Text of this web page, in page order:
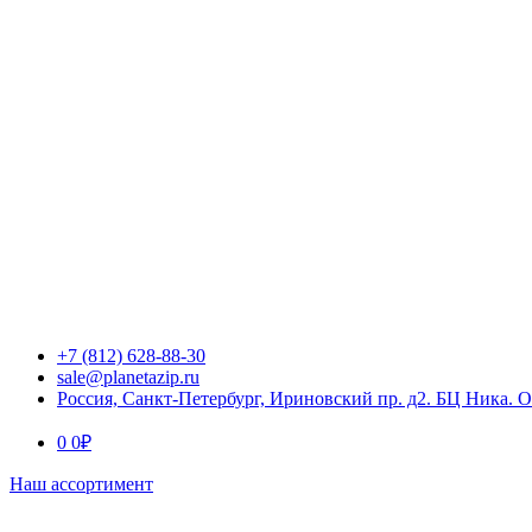
+7 (812) 628-88-30
sale@planetazip.ru
Россия, Санкт-Петербург, Ириновский пр. д2. БЦ Ника.
0 0₽
Наш ассортимент